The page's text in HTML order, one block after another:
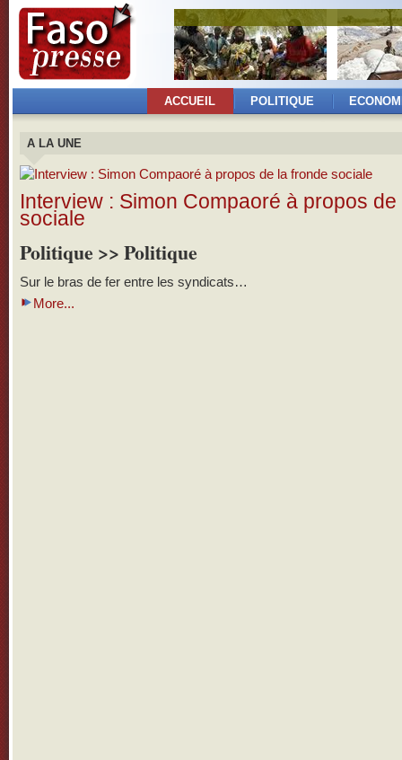
ACCUEIL POLITIQUE
A LA UNE
Interview : Simon Compaoré à propos
sociale
Politique >> Politique
Sur le bras de fer entre les syndicats…
More...